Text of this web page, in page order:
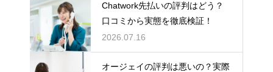
Chatwork先払いの評判はどう？
口コミから実態を徹底検証！
2026.07.16
オージェイの評判は悪いの？実際